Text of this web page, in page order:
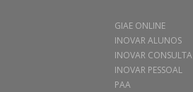
GIAE ONLINE
INOVAR ALUNOS
INOVAR CONSULTA
INOVAR PESSOAL
PAA